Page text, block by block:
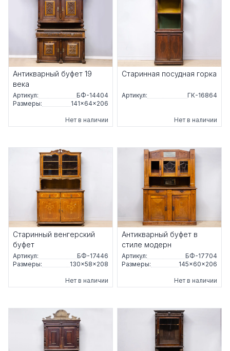
Антикварный буфет 19
века
Артикул:
БФ-14404
Размеры:
141×64×206
Нет в наличии
Старинная посудная горка
Артикул: ГК-16864
Нет в наличии
Старинный венгерский
буфет
Артикул:
БФ-17446
Размеры:
130×58×208
Нет в наличии
Антикварный буфет в
стиле модерн
Артикул:
БФ-17704
Размеры:
145×60×206
Нет в наличии